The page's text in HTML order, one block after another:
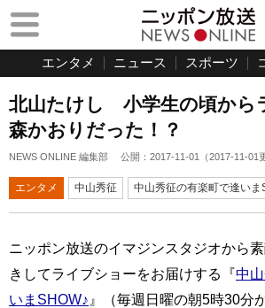
エンタメ ニュース スポーツ
北山たけし 小学生の頃から
森かおりだった！？
NEWS ONLINE 編集部 公開： 2017-11-01 （2017-11-01
エンタメ 中山秀征 中山秀征の有楽町で逢いま
ニッポン放送のイマジンスタジオから
きしてライブショーをお届けする『中
いまSHOW♪ 』（毎週日曜の朝5時30分